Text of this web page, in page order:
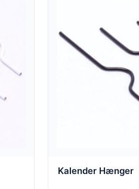
Kalender Hænger